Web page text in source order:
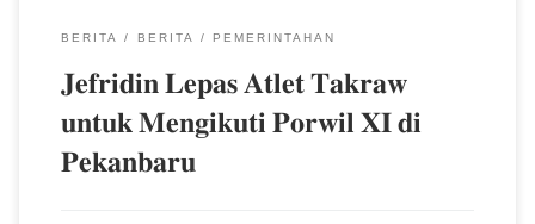
BERITA BERITA PEMERINTAHAN
𝐉𝐞𝐟𝐫𝐢𝐝𝐢𝐧 𝐋𝐞𝐩𝐚𝐬 𝐀𝐭𝐥𝐞𝐭 𝐓𝐚𝐤𝐫𝐚𝐰
𝐮𝐧𝐭𝐮𝐤 𝐌𝐞𝐧𝐠𝐢𝐤𝐮𝐭𝐢 𝐏𝐨𝐫𝐰𝐢𝐥 𝐗𝐈 𝐝𝐢
𝐏𝐞𝐤𝐚𝐧𝐛𝐚𝐫𝐮